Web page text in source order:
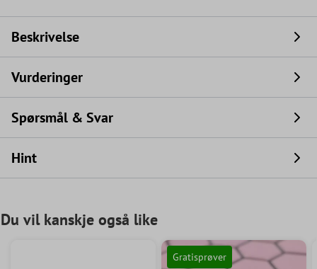
Beskrivelse
Vurderinger
Spørsmål & Svar
Hint
Du vil kanskje også like
Gratisprøver